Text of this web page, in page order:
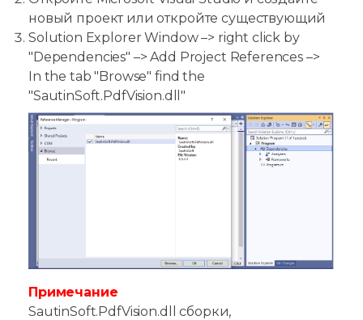
новый проект или откройте существующий
Solution Explorer Window –> right click by
"Dependencies" –> Add Project References –>
In the tab "Browse" find the
"SautinSoft.PdfVision.dll"
Примечание
SautinSoft.PdfVision.dll сборки,